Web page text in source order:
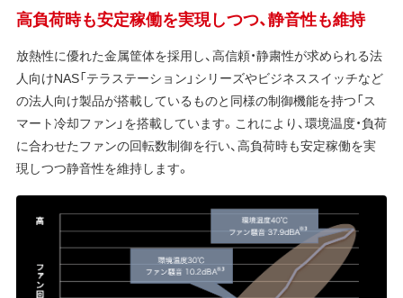
高負荷時も安定稼働を実現しつつ、静音性も維持
放熱性に優れた金属筐体を採用し、高信頼・静粛性が求められる法
人向けNAS「テラステーション」シリーズやビジネススイッチなど
の法人向け製品が搭載しているものと同様の制御機能を持つ「ス
マート冷却ファン」を搭載しています。これにより、環境温度・負荷
に合わせたファンの回転数制御を行い、高負荷時も安定稼働を実
現しつつ静音性を維持します。